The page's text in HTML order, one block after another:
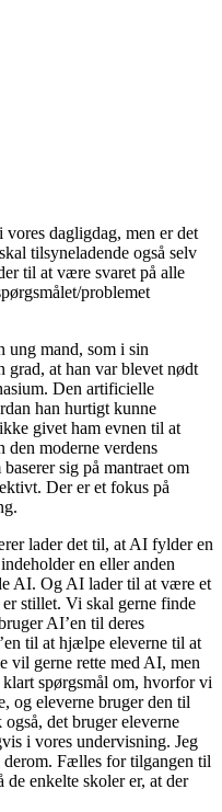
dagligdag, men er det
tilsyneladende også selv
til at være svaret på alle
problemet
ung mand, som i sin
grad, at han var blevet nødt
Den artificielle
han hurtigt kunne
givet ham evnen til at
moderne verdens
sig på mantraet om
Der er et fokus på
lader det til, at AI fylder en
en eller anden
AI. Og AI lader til at være et
stillet. Vi skal gerne finde
AI’en til deres
til at hjælpe eleverne til at
vil gerne rette med AI, men
spørgsmål om, hvorfor vi
og eleverne bruger den til
det bruger eleverne
i vores undervisning. Jeg
Fælles for tilgangen til
enkelte skoler er, at der